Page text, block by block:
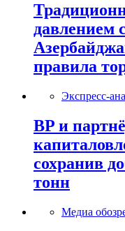
давлением
правила
Экспресс-
BP и
сохранив
тонн
Медиа